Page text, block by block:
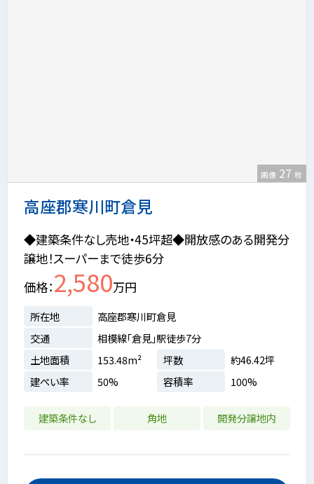
高座郡寒川町倉見
画像 27 枚
◆建築条件なし売地・45坪超◆開放感のある開発分
譲地！スーパーまで徒歩6分
価格 2,580万円
所在地
高座郡寒川町倉見
交通
相模線「倉見」駅徒歩7分
土地面積
153.48m² 坪数
約46.42坪
建ぺい率
50% 容積率 100%
建築条件なし 角地 開発分譲地内